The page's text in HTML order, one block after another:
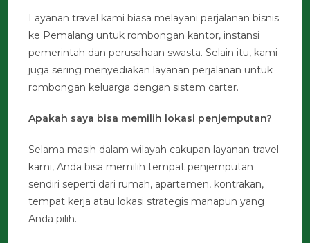
Layanan travel kami biasa melayani perjalanan bisnis
ke Pemalang untuk rombongan kantor, instansi
pemerintah dan perusahaan swasta. Selain itu, kami
juga sering menyediakan layanan perjalanan untuk
rombongan keluarga dengan sistem carter.
Apakah saya bisa memilih lokasi penjemputan?
Selama masih dalam wilayah cakupan layanan travel
kami, Anda bisa memilih tempat penjemputan
sendiri seperti dari rumah, apartemen, kontrakan,
tempat kerja atau lokasi strategis manapun yang
Anda pilih.